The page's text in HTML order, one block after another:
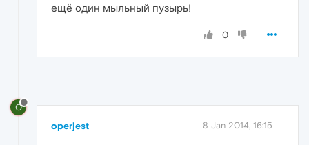
ещё один мыльный пузырь!
0
O
operjest 8 Jan 2014, 16:15